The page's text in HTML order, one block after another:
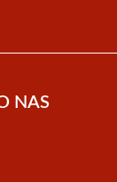
NAS